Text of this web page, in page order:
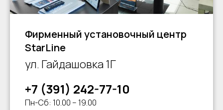
Фирменный установочный центр
StarLine
ул. Гайдашовка 1Г
+7 (391) 242-77-10
Пн-Сб: 10.00 – 19.00